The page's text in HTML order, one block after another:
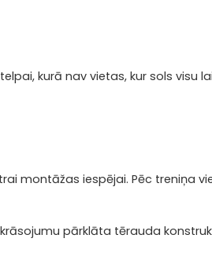
kurā nav vietas, kur sols visu
montāžas iespējai. Pēc treniņa
pārklāta tērauda